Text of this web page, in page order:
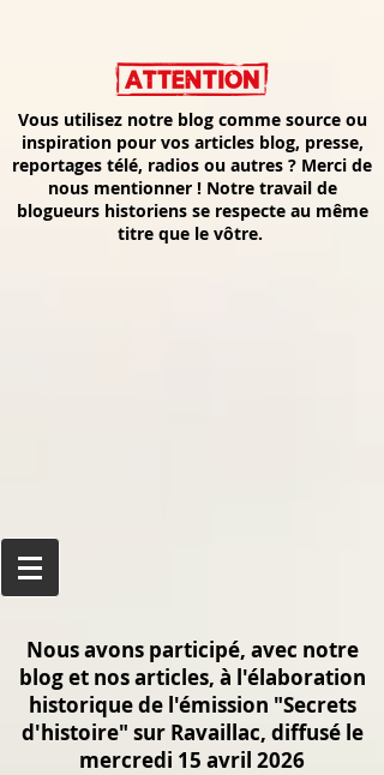
Vous utilisez notre blog comme source ou
inspiration pour vos articles blog, presse,
reportages télé, radios ou autres ? Merci de
nous mentionner ! Notre travail de
blogueurs historiens se respecte au même
titre que le vôtre.
Nous avons participé, avec notre
blog et nos articles, à l'élaboration
historique de l'émission "Secrets
d'histoire" sur Ravaillac, diffusé le
mercredi 15 avril 2026